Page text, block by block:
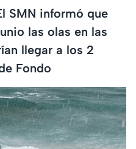
SMN informó que
las olas en las
llegar a los 2
Fondo